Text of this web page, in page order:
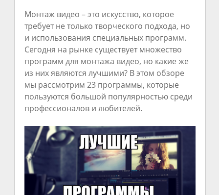
Монтаж видео – это искусство, которое
требует не только творческого подхода, но
и использования специальных программ.
Сегодня на рынке существует множество
программ для монтажа видео, но какие же
из них являются лучшими? В этом обзоре
мы рассмотрим 23 программы, которые
пользуются большой популярностью среди
профессионалов и любителей.